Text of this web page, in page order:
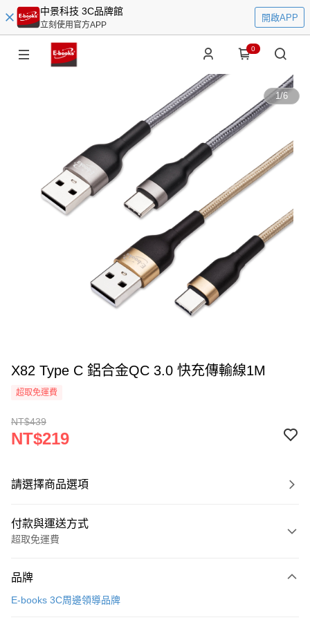
中景科技 3C品牌館
立刻使用官方APP
開啟APP
0
1/6
X82 Type C 鋁合金QC 3.0 快充傳輸線1M
超取免運費
NT$439
NT$219
請選擇商品選項
付款與運送方式
超取免運費
信用卡一次付款
品牌
E-books 3C周邊領導品牌